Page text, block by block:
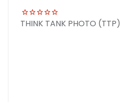
THINK TANK PHOTO (TTP)